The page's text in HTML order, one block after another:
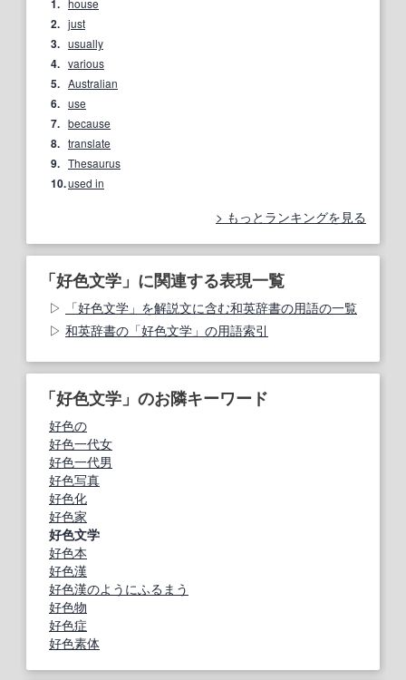
1. house
2. just
3. usually
4. various
5. Australian
6. use
7. because
8. translate
9. Thesaurus
10.used in
もっとランキングを見る
「好色文学」に関連する表現一覧
「好色文学」を解説文に含む和英辞書の用語の一覧
和英辞書の「好色文学」の用語索引
「好色文学」のお隣キーワード
好色の
好色一代女
好色一代男
好色写真
好色化
好色家
好色文学
好色本
好色漢
好色漢のようにふるまう
好色物
好色症
好色素体